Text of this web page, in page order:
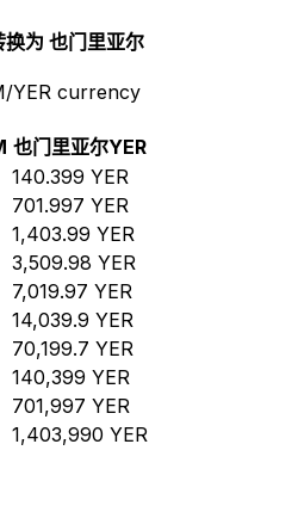
为 也门里亚尔
YER currency
也门里亚尔YER
140.399 YER
701.997 YER
1,403.99 YER
3,509.98 YER
7,019.97 YER
14,039.9 YER
70,199.7 YER
140,399 YER
701,997 YER
1,403,990 YER